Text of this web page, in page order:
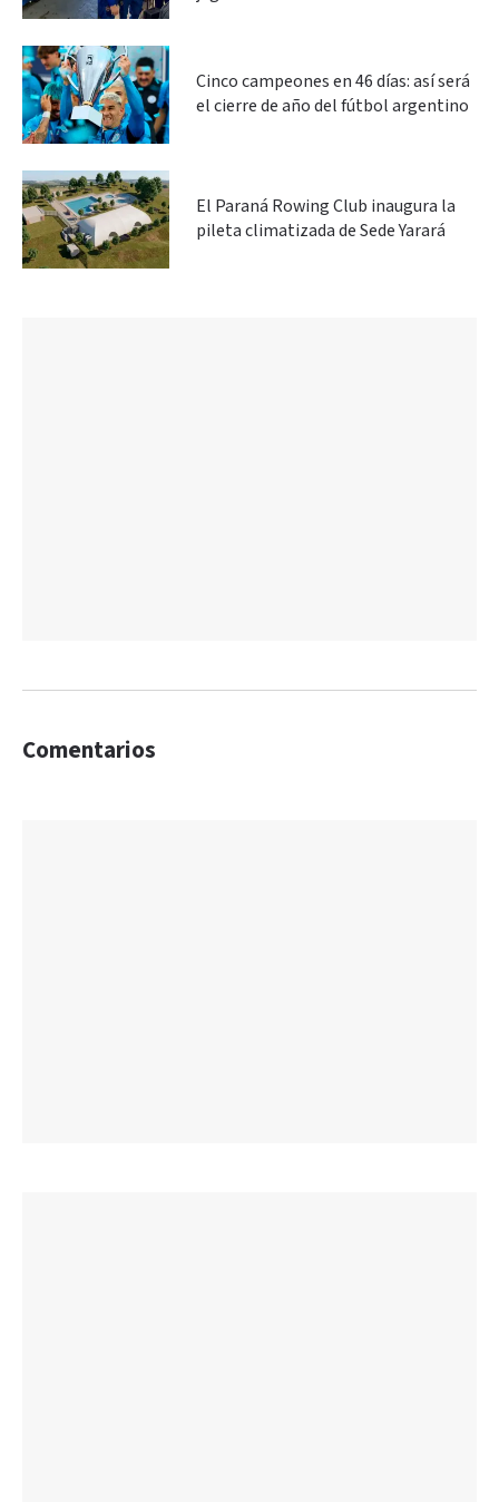
Cinco campeones en 46 días: así será
el cierre de año del fútbol argentino
El Paraná Rowing Club inaugura la
pileta climatizada de Sede Yarará
Comentarios